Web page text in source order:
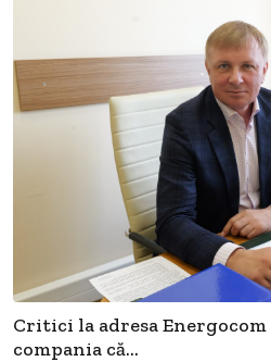
Critici la adresa
compania că...